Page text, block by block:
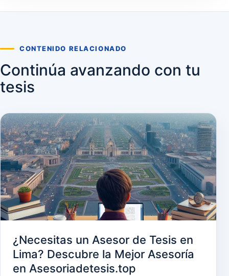
CONTENIDO RELACIONADO
Continúa avanzando con tu
tesis
¿Necesitas un Asesor de Tesis en
Lima? Descubre la Mejor Asesoría
en Asesoriadetesis.top